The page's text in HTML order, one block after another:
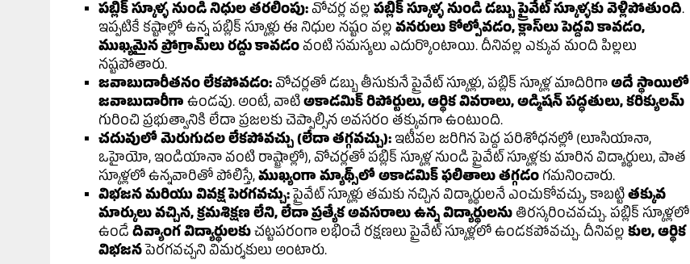
పబ్లిక్ స్కూళ్ళ నుండి నిధుల తరలింపు:వోచర్ల వల్ల పబ్లిక్ స్కూళ్ళ నుండి డబ్బు ప్రైవేట్ స్కూళ్ళకు వెళ్లిపోతుంది.
ఇప్పటికే కష్టాల్లో ఉన్న పబ్లిక్ స్కూళ్లు ఈ నిధుల నష్టం వల్ల వనరులు కోల్పోవడం, క్లాస్‌లు పెద్దవి కావడం,
ముఖ్యమైన ప్రోగ్రామ్‌లు రద్దు కావడంవంటి సమస్యలు ఎదుర్కొంటాయి. దీనివల్ల ఎక్కువ మంది పిల్లలు
నష్టపోతారు.
జవాబుదారీతనం లేకపోవడం:వోచర్లతో డబ్బు తీసుకునే ప్రైవేట్ స్కూళ్లు, పబ్లిక్ స్కూళ్ల మాదిరిగాఅదే స్థాయిలో
జవాబుదారీగా ఉండవు. అంటే, వాటిఅకాడమిక్ రిపోర్టులు, ఆర్థిక వివరాలు, అడ్మిషన్ పద్ధతులు, కరిక్యులమ్
గురించి ప్రభుత్వానికి లేదా ప్రజలకు చెప్పాల్సిన అవసరం తక్కువగా ఉంటుంది.
చదువులో మెరుగుదల లేకపోవచ్చు (లేదా తగ్గవచ్చు): ఇటీవల జరిగిన పెద్ద పరిశోధనల్లో (లూసియానా,
ఒహైయో, ఇండియానా వంటి రాష్ట్రాల్లో), వోచర్లతో పబ్లిక్ స్కూళ్ల నుండి ప్రైవేట్ స్కూళ్లకు మారిన విద్యార్థులు, పాత
స్కూళ్లలో ఉన్నవారితో పోలిస్తే,ముఖ్యంగా మ్యాథ్స్‌లో అకాడమిక్ ఫలితాలు తగ్గడం గమనించారు.
విభజన మరియు వివక్ష పెరగవచ్చు:ప్రైవేట్ స్కూళ్లు తమకు నచ్చిన విద్యార్థులనే ఎంచుకోవచ్చు, కాబట్టితక్కువ
మార్కులు వచ్చిన, క్రమశిక్షణ లేని, లేదా ప్రత్యేక అవసరాలు ఉన్న విద్యార్థులను తిరస్కరించవచ్చు. పబ్లిక్ స్కూళ్లలో
ఉండే దివ్యాంగ విద్యార్థులకుచట్టపరంగా లభించే రక్షణలు ప్రైవేట్ స్కూళ్లలో ఉండకపోవచ్చు. దీనివల్ల కుల, ఆర్థిక
విభజనపెరగవచ్చని విమర్శకులు అంటారు.